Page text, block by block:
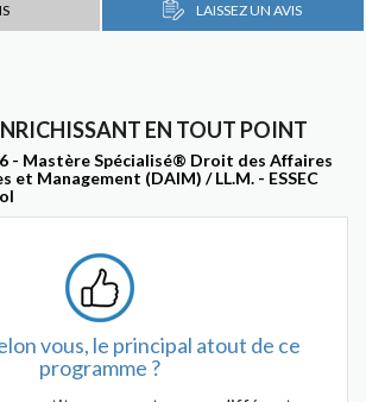
LAISSEZ UN AVIS
EN TOUT POINT
- Mastère Spécialisé® Droit des Affaires
et Management (DAIM) / LL.M. - ESSEC
vous, le principal atout de ce
programme ?